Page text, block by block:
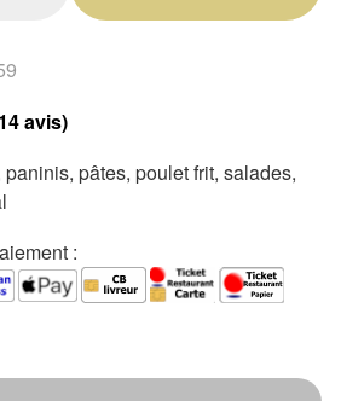
avis)
pâtes, poulet frit, salades,
: